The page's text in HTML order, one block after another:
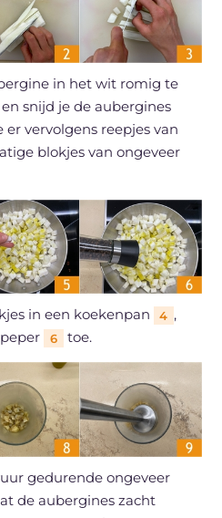
in het wit romig te
snijd je de aubergines
er vervolgens reepjes van
blokjes van ongeveer
in een koekenpan 4 ,
6 toe.
gedurende ongeveer
de aubergines zacht